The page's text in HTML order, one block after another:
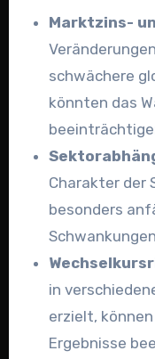
Marktzins-
schwächere
könnten das
Charakter der
besonders
in
erzielt,
Ergebnisse